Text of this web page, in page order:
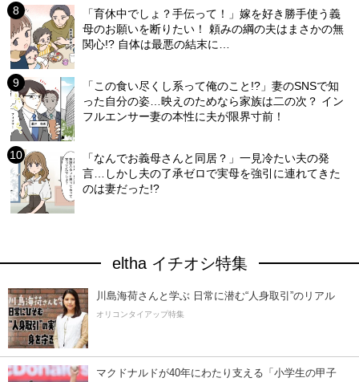
「育休中でしょ？手伝って！」嫁を好き勝手使う義
母のお願いを断りたい！ 頼みの綱の夫はまさかの無
関心!? 自体は最悪の結末に…
「この食い尽くし系って俺のこと!?」妻のSNSで知
った自分の姿…映えのためなら家族は二の次？ イン
フルエンサー妻の本性に夫が限界寸前！
「なんでお義母さんと同居？」一見冷たい夫の発
言…しかし夫の了承ゼロで実母を強引に連れてきた
のは妻だった!?
eltha イチオシ特集
川島海荷さんと学ぶ 日常に潜む“人身取引”のリアル
オリコンタイアップ特集
マクドナルドが40年にわたり支える「小学生の甲子